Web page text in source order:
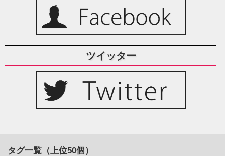
ツイッター
タグ一覧（上位50個）